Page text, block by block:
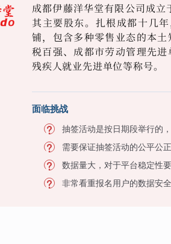
成都伊藤洋华堂有限公司成
其主要股东。扎根成都十几
铺，包含多种零售业态的本
税百强、成都市劳动管理先
残疾人就业先进单位等称号。
面临挑战
抽签活动是按日期段举行的
需要保证抽签活动的公平公
数据量大，对于平台稳定性
非常看重报名用户的数据安全